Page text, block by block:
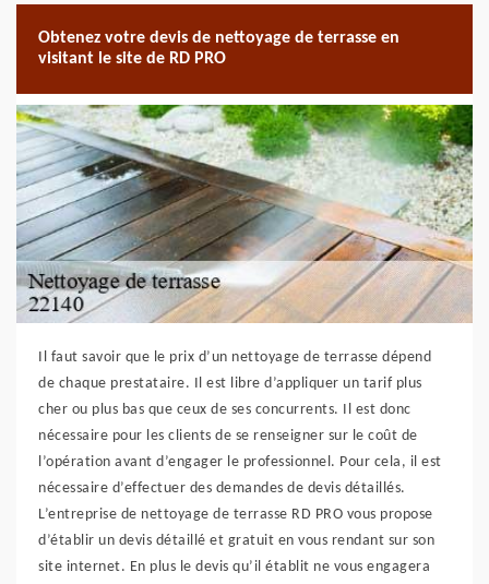
Obtenez votre devis de nettoyage de terrasse en
visitant le site de RD PRO
Il faut savoir que le prix d’un nettoyage de terrasse dépend
de chaque prestataire. Il est libre d’appliquer un tarif plus
cher ou plus bas que ceux de ses concurrents. Il est donc
nécessaire pour les clients de se renseigner sur le coût de
l’opération avant d’engager le professionnel. Pour cela, il est
nécessaire d’effectuer des demandes de devis détaillés.
L’entreprise de nettoyage de terrasse RD PRO vous propose
d’établir un devis détaillé et gratuit en vous rendant sur son
site internet. En plus le devis qu’il établit ne vous engagera